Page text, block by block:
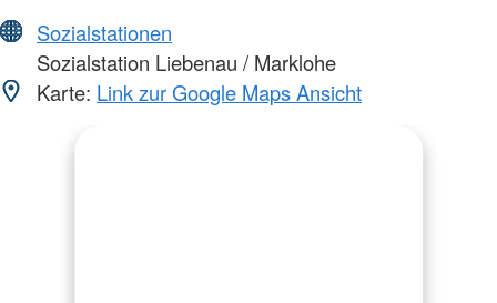
Sozialstationen
Sozialstation Liebenau / Marklohe
Karte: Link zur Google Maps Ansicht